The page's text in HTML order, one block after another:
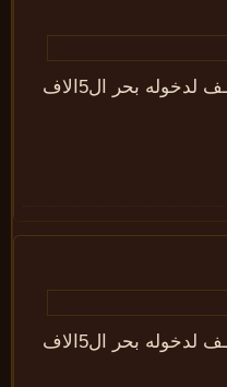
رد: الف الف مبروك لراكان النايـف لدخوله بحر ال5الاف
رد: الف الف مبروك لراكان النايـف لدخوله بحر ال5الاف